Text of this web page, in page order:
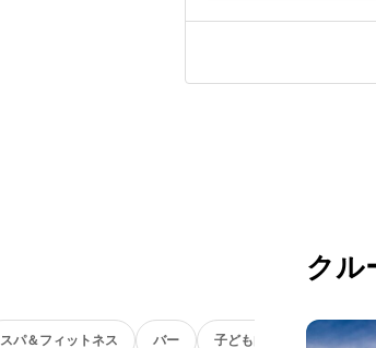
スパ＆フィットネス バー 子ども向け
クル